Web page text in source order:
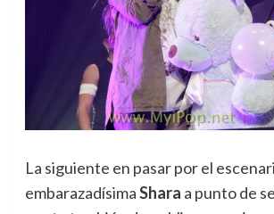
La siguiente en pasar por el
embarazadísimaShara a punto de